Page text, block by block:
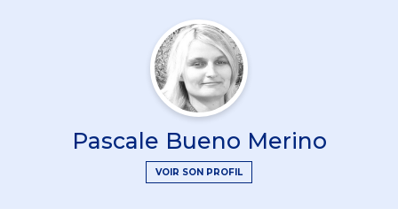
Pascale Bueno Merino
VOIR SON PROFIL